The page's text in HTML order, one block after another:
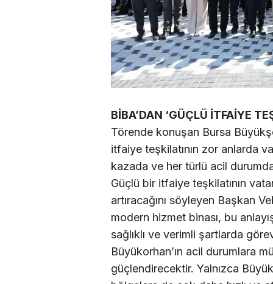
BİBA’DAN ‘GÜÇLÜ İTFAİYE
Törende konuşan Bursa
itfaiye teşkilatının zor anlarda
kazada ve her türlü acil
Güçlü bir itfaiye teşkilatının
artıracağını söyleyen Başkan
modern hizmet binası, bu
sağlıklı ve verimli şartlarda
Büyükorhan’ın acil durumlara
güçlendirecektir. Yalnızca